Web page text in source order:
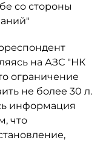
со стороны
на АЗС "НК
ограничение
не более 30 л.
информация
что